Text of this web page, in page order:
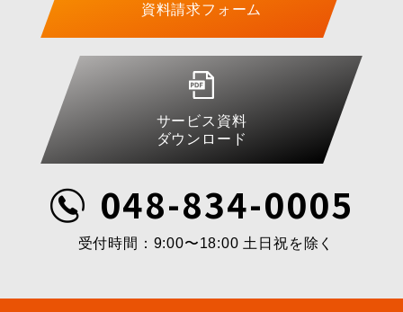
資料請求フォーム
サービス資料
ダウンロード
048-834-0005
受付時間：9:00〜18:00 土日祝を除く